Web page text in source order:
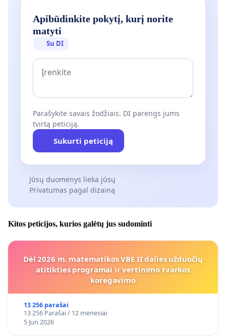
Apibūdinkite pokytį, kurį norite
matyti
Su DI
Parašykite savais žodžiais. DI parengs jums
tvirtą peticiją.
Sukurti peticiją
Jūsų duomenys lieka jūsų
Privatumas pagal dizainą
Kitos peticijos, kurios galėtų jus sudominti
Dėl 2026 m. matematikos VBE II dalies užduočių
atitikties programai ir vertinimo tvarkos
koregavimo
13 256 parašai
13 256 Parašai / 12 mėnesiai
5 Jun 2026